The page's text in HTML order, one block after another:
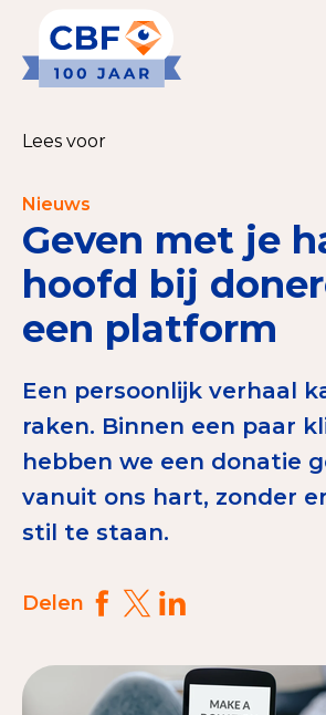
Goede Doelen
CBF-Erkenning aanvragen
Tarieven CBF-Erkenning
Publiek
Veilig geven met het CBF-
Check het CBF-keurmerk
Download de Geef Gerust
Tips bij doneren: zo geef je
Betrouwbare data over
CBF-publicaties
Lees voor
Nieuws
Geven met je
hoofd bij
een platform
Een persoonlijk verhaal
raken. Binnen een paar
hebben we een donatie
vanuit ons hart, zonder
stil te staan.
Delen